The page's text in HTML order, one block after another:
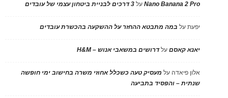
Nano Banana 2 Proעל 3 דרכים לבניית ביטחון עצמי של עובדים
יפעתעל במה מתבטא ההחזר על ההשקעה בהכשרת עובדים
יאנא קאסםעלדרושים במשאבי אנוש – H&M
אלון פיאדה על מעסיק טעה כשכלל אחוזי משרה בחישוב ימי חופשה
שנתית – והפסיד בתביעה